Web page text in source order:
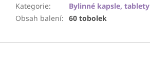
Kategorie:
Bylinné kapsle, tablety
Obsah balení: 60 tobolek
Z